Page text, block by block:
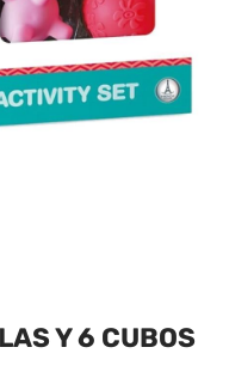
Y 6 CUBOS